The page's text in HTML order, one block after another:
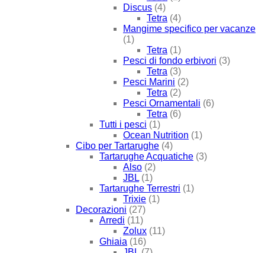
Discus (4)
Tetra (4)
Mangime specifico per vacanze
(1)
Tetra (1)
Pesci di fondo erbivori (3)
Tetra (3)
Pesci Marini (2)
Tetra (2)
Pesci Ornamentali (6)
Tetra (6)
Tutti i pesci (1)
Ocean Nutrition (1)
Cibo per Tartarughe (4)
Tartarughe Acquatiche (3)
Also (2)
JBL (1)
Tartarughe Terrestri (1)
Trixie (1)
Decorazioni (27)
Arredi (11)
Zolux (11)
Ghiaia (16)